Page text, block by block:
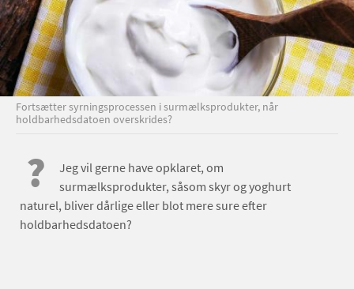
Fortsætter syrningsprocessen i surmælksprodukter, når
holdbarhedsdatoen overskrides?
?
Jeg vil gerne have opklaret, om
surmælksprodukter, såsom skyr og yoghurt
naturel, bliver dårlige eller blot mere sure efter
holdbarhedsdatoen?